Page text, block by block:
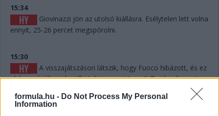
formula.hu - Do Not Process My Personal
Information
15:34
Giovinazzi jön az utolsó kiállásra. Esélytelen lett volna
ennyit, 25-26 percet megspórolni.
15:30
A visszajátszáson látszik, hogy Fuoco hibázott, és ez
akár pozícióba is kerülhet, hiszen mintegy 6-7 másodpercet
eldobott. Persze hány olyan Le Mans volt a történelemben,
ahol 6-7 másodperc számított egy dobogós helyen...? Kevés.